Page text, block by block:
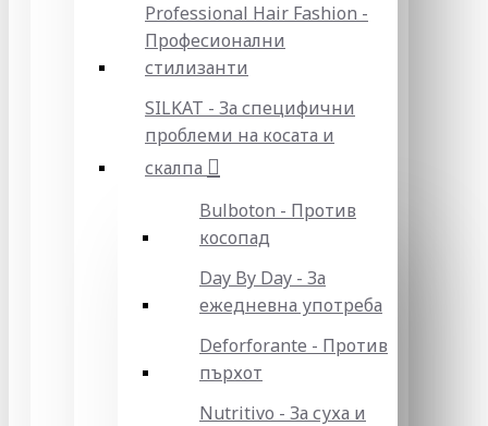
Professional Hair Fashion -
Професионални
стилизанти
SILKAT - За специфични
проблеми на косата и
скалпа
Bulboton - Против
косопад
Day By Day - За
ежедневна употреба
Deforforante - Против
пърхот
Nutritivo - За суха и